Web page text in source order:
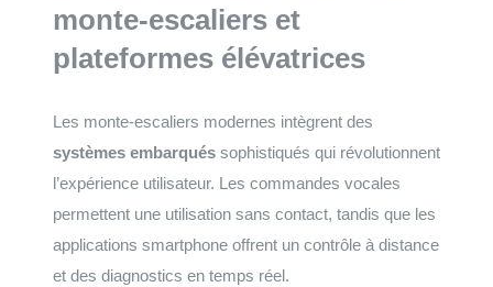
monte-escaliers et
plateformes élévatrices
Les monte-escaliers modernes intègrent des
systèmes embarqués sophistiqués qui révolutionnent
l’expérience utilisateur. Les commandes vocales
permettent une utilisation sans contact, tandis que les
applications smartphone offrent un contrôle à distance
et des diagnostics en temps réel.